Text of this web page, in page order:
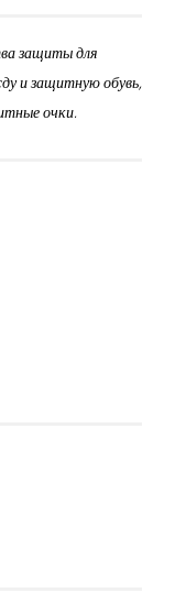
защиты для
и защитную обувь,
очки.